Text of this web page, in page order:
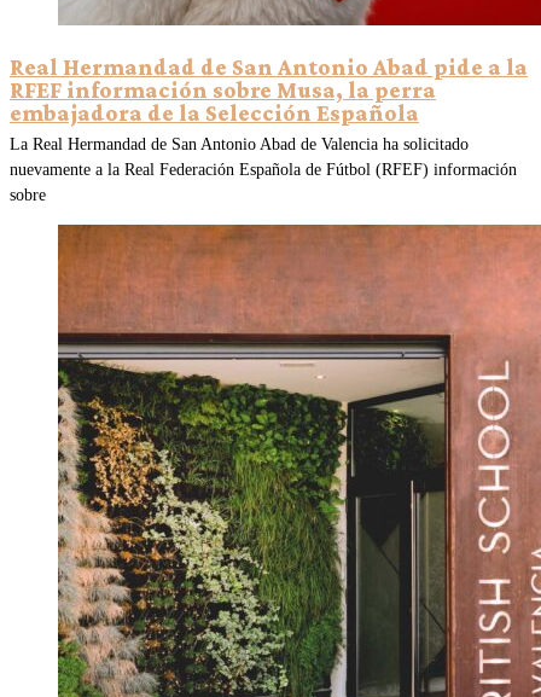
Real Hermandad de San Antonio Abad pide a la
RFEF información sobre Musa, la perra
embajadora de la Selección Española
La Real Hermandad de San Antonio Abad de Valencia ha solicitado
nuevamente a la Real Federación Española de Fútbol (RFEF) información
sobre